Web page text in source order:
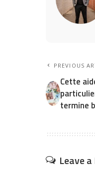
PREVIOUS
Cette
termine
Leave